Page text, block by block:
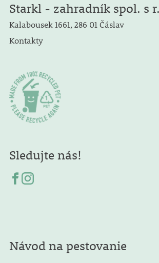
Starkl - zahradník spol. s
Kalabousek 1661, 286 01 Čáslav
Kontakty
Sledujte nás!
Návod na pestovanie